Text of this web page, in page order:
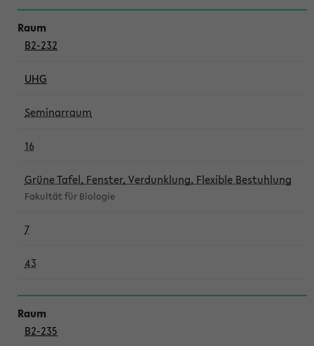
B2-232
UHG
Seminarraum
16
Grüne Tafel, Fenster, Verdunklung, Flexible Bestuhlung
Fakultät für Biologie
7
43
B2-235